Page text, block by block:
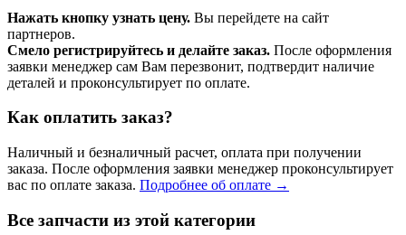
Нажать кнопку узнать цену. Вы перейдете на сайт
партнеров.
Смело регистрируйтесь и делайте заказ. После оформления
заявки менеджер сам Вам перезвонит, подтвердит наличие
деталей и проконсультирует по оплате.
Как оплатить заказ?
Наличный и безналичный расчет, оплата при получении
заказа. После оформления заявки менеджер проконсультирует
вас по оплате заказа. Подробнее об оплате →
Все запчасти из этой категории